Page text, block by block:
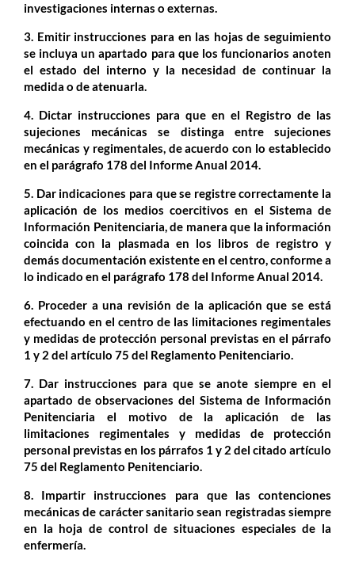
investigaciones internas o externas.
3. Emitir instrucciones para en las hojas de seguimiento
se incluya un apartado para que los funcionarios anoten
el estado del interno y la necesidad de continuar la
medida o de atenuarla.
4. Dictar instrucciones para que en el Registro de las
sujeciones mecánicas se distinga entre sujeciones
mecánicas y regimentales, de acuerdo con lo establecido
en el parágrafo 178 del Informe Anual 2014.
5. Dar indicaciones para que se registre correctamente la
aplicación de los medios coercitivos en el Sistema de
Información Penitenciaria, de manera que la información
coincida con la plasmada en los libros de registro y
demás documentación existente en el centro, conforme a
lo indicado en el parágrafo 178 del Informe Anual 2014.
6. Proceder a una revisión de la aplicación que se está
efectuando en el centro de las limitaciones regimentales
y medidas de protección personal previstas en el párrafo
1 y 2 del artículo 75 del Reglamento Penitenciario.
7. Dar instrucciones para que seanote siempre en el
apartado de observaciones del Sistema de Información
Penitenciaria el motivo de la aplicación de las
limitaciones regimentales y medidas de protección
personal previstas en los párrafos 1 y 2 del citado artículo
75 del Reglamento Penitenciario.
8. Impartir instrucciones para que las contenciones
mecánicas de carácter sanitario sean registradas siempre
en la hoja de control de situaciones especiales de la
enfermería.